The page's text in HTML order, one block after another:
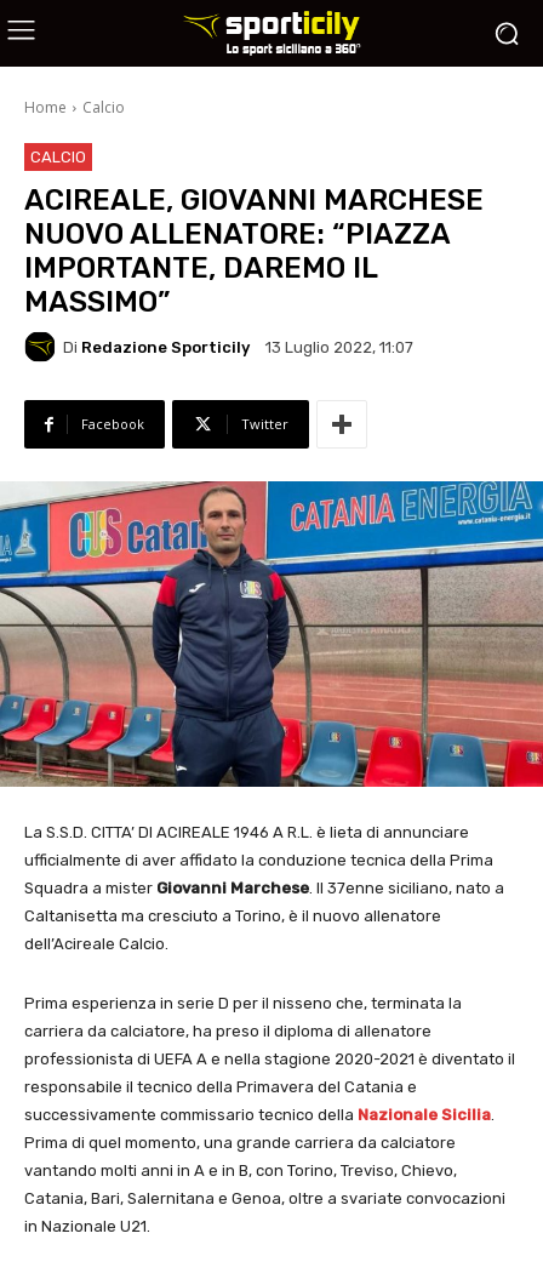
Home Calcio
CALCIO
ACIREALE, GIOVANNI MARCHESE
NUOVO ALLENATORE: “PIAZZA
IMPORTANTE, DAREMO IL
MASSIMO”
Di Redazione Sporticily 13 Luglio 2022, 11:07
Facebook Twitter
La S.S.D. CITTA’ DI ACIREALE 1946 A R.L. è lieta di annunciare
ufficialmente di aver affidato la conduzione tecnica della Prima
Squadra a mister Giovanni Marchese. Il 37enne siciliano, nato a
Caltanisetta ma cresciuto a Torino, è il nuovo allenatore
dell’Acireale Calcio.
Prima esperienza in serie D per il nisseno che, terminata la
carriera da calciatore, ha preso il diploma di allenatore
professionista di UEFA A e nella stagione 2020-2021 è diventato il
responsabile il tecnico della Primavera del Catania e
successivamente commissario tecnico della Nazionale Sicilia.
Prima di quel momento, una grande carriera da calciatore
vantando molti anni in A e in B, con Torino, Treviso, Chievo,
Catania, Bari, Salernitana e Genoa, oltre a svariate convocazioni
in Nazionale U21.